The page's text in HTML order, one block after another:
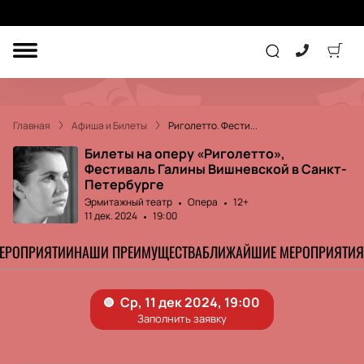
ДРУГОЕ
ДЕТЯМ
ПОДАРОЧНЫЕ
СЕРТИФИКАТЫ
Другое
Концерт
Детский спектакль
Главная Афиша и Билеты Риголетто. Фести...
Билеты на оперу «Риголетто»,
Фестиваль Галины Вишневской в Санкт-
Петербурге
Эрмитажный театр Опера
12+
11 дек. 2024
19:00
НАШИ ПРЕИМУЩЕСТВАБЛИЖАЙШИЕ МЕРОПРИЯТИЯ